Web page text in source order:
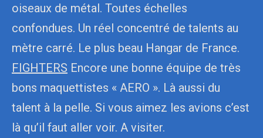
oiseaux de métal. Toutes échelles
confondues. Un réel concentré de talents au
mètre carré. Le plus beau Hangar de France.
FIGHTERS Encore une bonne équipe de très
bons maquettistes « AERO ». Là aussi du
talent à la pelle. Si vous aimez les avions c’est
là qu’il faut aller voir. A visiter.